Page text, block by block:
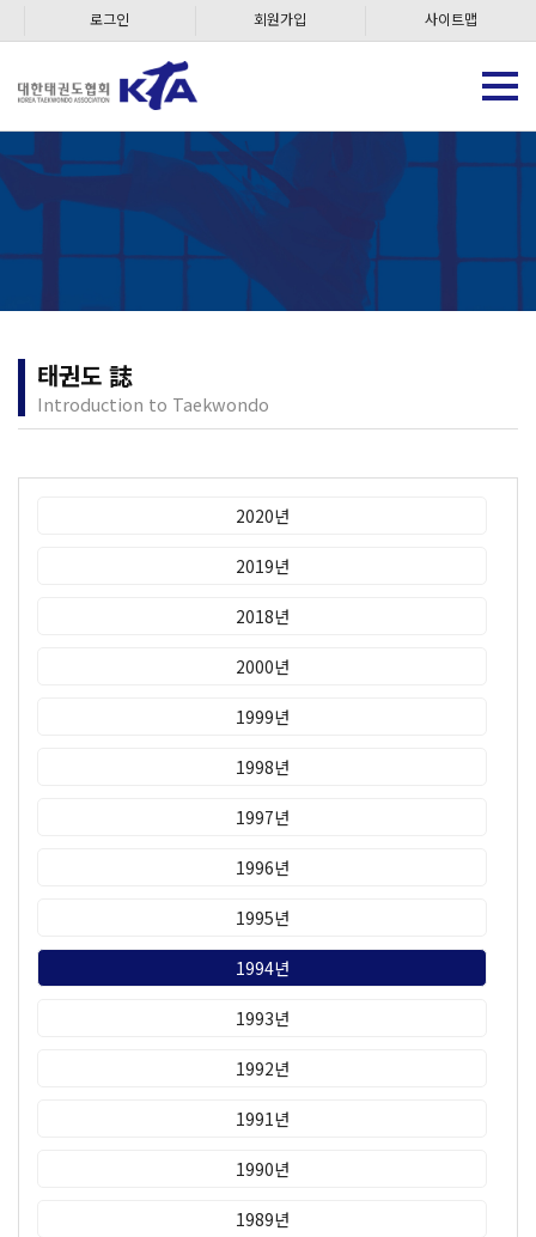
로그인 회원가입 사이트맵
태권도 誌
Introduction to Taekwondo
2020년
2019년
2018년
2000년
1999년
1998년
1997년
1996년
1995년
1994년
1993년
1992년
1991년
1990년
1989년